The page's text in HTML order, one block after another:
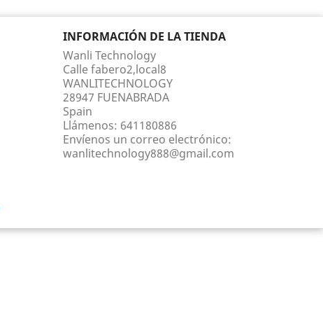
INFORMACIÓN DE LA TIENDA
Wanli Technology
Calle fabero2,local8
WANLITECHNOLOGY
28947 FUENABRADA
Spain
Llámenos: 641180886
Envíenos un correo electrónico:
wanlitechnology888@gmail.com